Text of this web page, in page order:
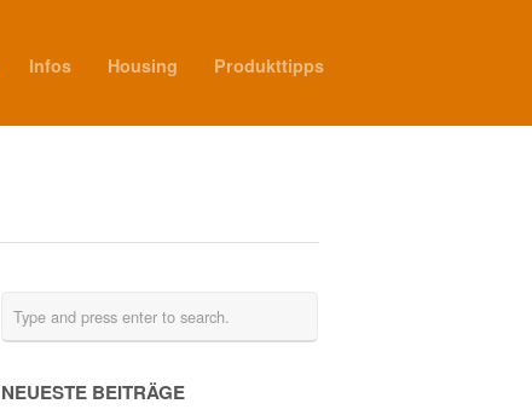
Infos Housing Produkttipps
NEUESTE BEITRÄGE